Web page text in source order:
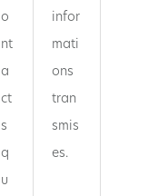
o
nt
a
ct
s
q
u
infor
mati
ons
tran
smis
es.